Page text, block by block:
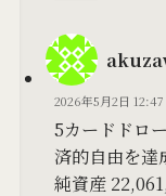
2026年5月2日
5カードドロ
済的自由を達
純資産